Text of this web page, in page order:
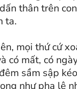
thân trên
ta.
mọi thứ cứ
có mất, có
sầm sập
như pha lê